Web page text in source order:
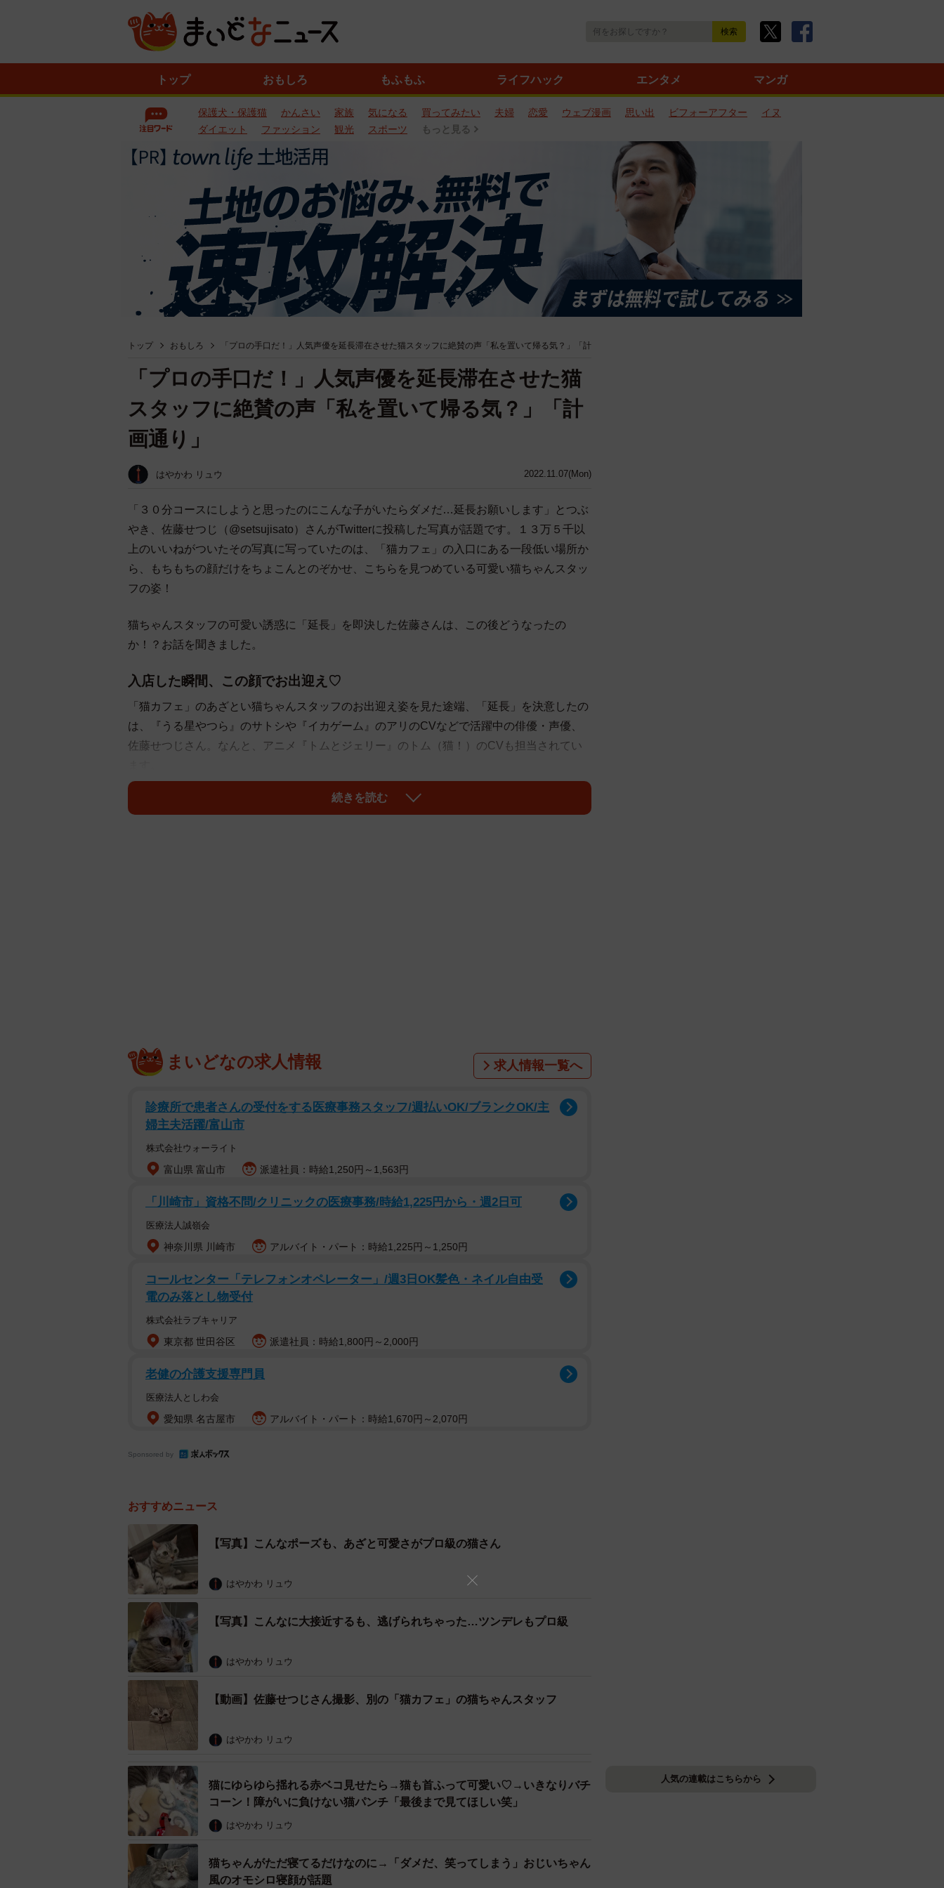
トップ おもしろ もふもふ ライフハック エンタメ マンガ
保護犬・保護猫 かんさい 家族 気になる 買ってみたい 夫婦 恋愛 ウェブ漫画 思い出 ビフォーアフター
イヌ
ダイエット
ファッション 観光 スポーツ もっと見る
トップ おもしろ 「プロの手口だ！」人気声優を延長滞在させた猫スタッフに絶賛の声「私を置いて帰る気？」「計
2022.11.07(Mon)
「プロの手口だ！」人気声優を延長滞在させた猫
スタッフに絶賛の声「私を置いて帰る気？」「計
画通り」
はやかわ リュウ
「３０分コースにしようと思ったのにこんな子がいたらダメだ…延長お願いします」とつぶ
やき、佐藤せつじ（@setsujisato）さんがTwitterに投稿した写真が話題です。１３万５千以
上のいいねがついたその写真に写っていたのは、「猫カフェ」の入口にある一段低い場所か
ら、もちもちの顔だけをちょこんとのぞかせ、こちらを見つめている可愛い猫ちゃんスタッ
フの姿！
猫ちゃんスタッフの可愛い誘惑に「延長」を即決した佐藤さんは、この後どうなったの
か！？お話を聞きました。
入店した瞬間、この顔でお出迎え♡
「猫カフェ」のあざとい猫ちゃんスタッフのお出迎え姿を見た途端、「延長」を決意したの
は、『うる星やつら』のサトシや『イカゲーム』のアリのCVなどで活躍中の俳優・声優、
佐藤せつじさん。なんと、アニメ『トムとジェリー』のトム（猫！）のCVも担当されてい
「お店に入った瞬間この顔で出迎えられて…延長決定しちゃいました…」とツイートしてい
あざと可愛さがプロ級だった猫ちゃんスタッフさん（提供：佐藤せつじさん @setsujisato）
「顔だけでお出迎え」にキュン
ーー生首風でお出迎えしてくれたもちもち顔の猫ちゃん、佐藤さんのことをじーっと見つめ
ているように見えますね。
「３０分くらいで帰ろうと、『猫カフェ』にふらっと立ち寄ったのですが、入口を入った瞬
間、あの写真にある『顔だけでお出迎え』の光景にキュンキュンとなり、もう時間を気にせ
ず、とことんこの猫たちと一緒にいようということになりました」
続きを読む
まいどなの求人情報 求人情報一覧へ
診療所で患者さんの受付をする医療事務スタッフ/週払いOK/ブランクOK/主
婦主夫活躍/富山市
株式会社ウォーライト
富山県 富山市 派遣社員：時給1,250円～1,563円
「川崎市」資格不問/クリニックの医療事務/時給1,225円から・週2日可
医療法人誠嶺会
神奈川県 川崎市 アルバイト・パート：時給1,225円～1,250円
コールセンター「テレフォンオペレーター」/週3日OK髪色・ネイル自由受
電のみ落とし物受付
株式会社ラブキャリア
東京都 世田谷区 派遣社員：時給1,800円～2,000円
老健の介護支援専門員
医療法人としわ会
愛知県 名古屋市 アルバイト・パート：時給1,670円～2,070円
Sponsored by
おすすめニュース
【写真】こんなポーズも、あざと可愛さがプロ級の猫さん
はやかわ リュウ
【写真】こんなに大接近するも、逃げられちゃった…ツンデレもプロ級
はやかわ リュウ
【動画】佐藤せつじさん撮影、別の「猫カフェ」の猫ちゃんスタッフ
はやかわ リュウ
猫にゆらゆら揺れる赤ベコ見せたら→猫も首ふって可愛い♡→いきなりバチ
コーン！障がいに負けない猫パンチ「最後まで見てほしい笑」
はやかわ リュウ
猫ちゃんがただ寝てるだけなのに→「ダメだ、笑ってしまう」おじいちゃん
風のオモシロ寝顔が話題
人気の連載はこちらから